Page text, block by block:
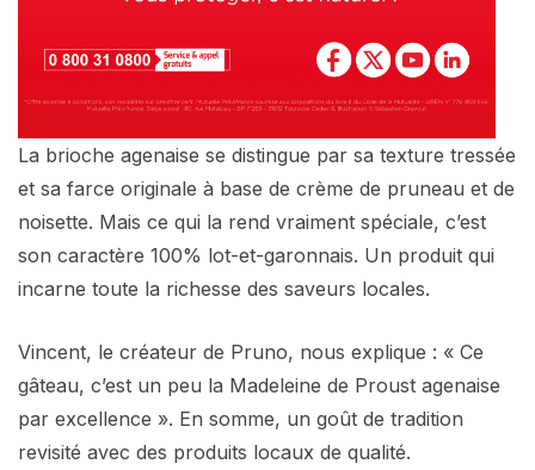
La brioche agenaise se distingue par sa texture tressée
et sa farce originale à base de crème de pruneau et de
noisette. Mais ce qui la rend vraiment spéciale, c’est
son caractère 100% lot-et-garonnais. Un produit qui
incarne toute la richesse des saveurs locales.
Vincent, le créateur de Pruno, nous explique : « Ce
gâteau, c’est un peu la Madeleine de Proust agenaise
par excellence ». En somme, un goût de tradition
revisité avec des produits locaux de qualité.